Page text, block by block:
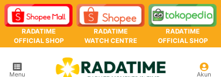
RADATIME
OFFICIAL SHOP
RADATIME
WATCH CENTRE
RADATIME
OFFICIAL SHOP
Menu Akun